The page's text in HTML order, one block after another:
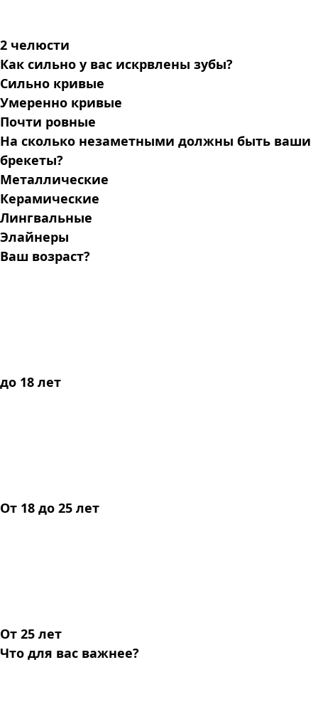
2 челюсти
Как сильно у вас искрвлены зубы?
Сильно кривые
Умеренно кривые
Почти ровные
На сколько незаметными должны быть ваши
брекеты?
Металлические
Керамические
Лингвальные
Элайнеры
Ваш возраст?
до 18 лет
От 18 до 25 лет
От 25 лет
Что для вас важнее?